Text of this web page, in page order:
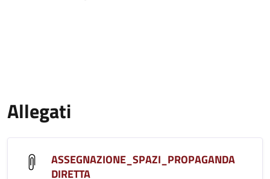
Allegati
ASSEGNAZIONE_SPAZI_PROPAGANDA
DIRETTA